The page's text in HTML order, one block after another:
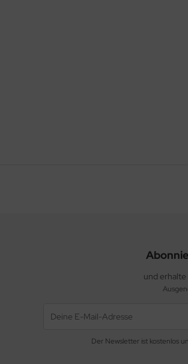
und erhalte
Der Newsletter ist kostenlos